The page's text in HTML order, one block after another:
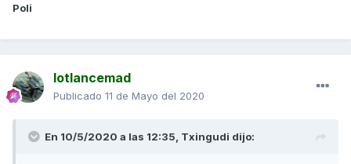
Poli
lotlancemad
Publicado 11 de Mayo del 2020
En 10/5/2020 a las 12:35, Txingudi dijo: